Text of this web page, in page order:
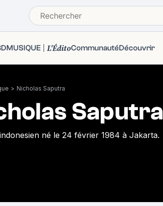
MUSIQUE L'ÉditoCommunautéDécouvrir
> Nicholas Saputra
Saputra
né le 24 février 1984 à Jakarta.